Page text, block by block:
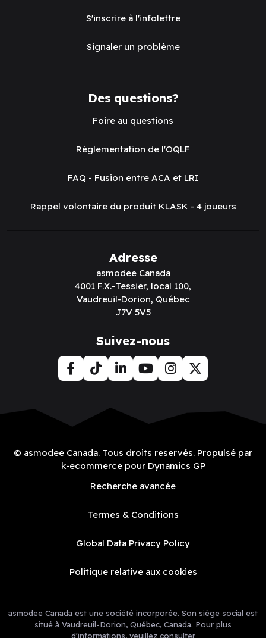
S'inscrire à l'infolettre
Signaler un problème
Des questions?
Foire au questions
Réglementation de l'OQLF
FAQ - Fusion entre ACA et LRI
Rappel volontaire du produit KLASK - 4 joueurs
Adresse
asmodee Canada
4001 F.X.-Tessier, local 100,
Vaudreuil-Dorion, Québec
J7V 5V5
Suivez-nous
© asmodee Canada. Tous droits reservés. Propulsé par
k-ecommerce pour Dynamics GP
Recherche avancée
Termes & Conditions
Global Data Privacy Policy
Politique relative aux cookies
asmodee Canada est une société incorporée. Son siège social est
situé à Vaudreuil-Dorion, Québec, Canada. Pour plus
d'informations, veuillez consulter